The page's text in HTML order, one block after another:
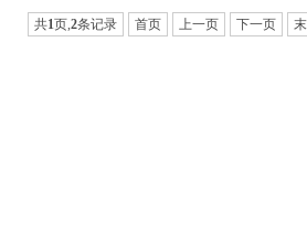
共1页,2条记录 首页 上一页 下一页